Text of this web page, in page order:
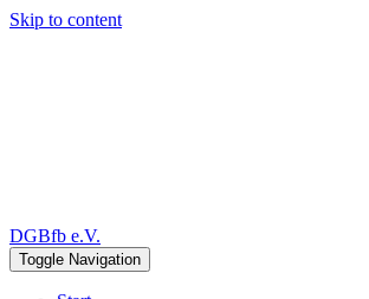
Skip to content
DGBfb e.V.
Toggle Navigation